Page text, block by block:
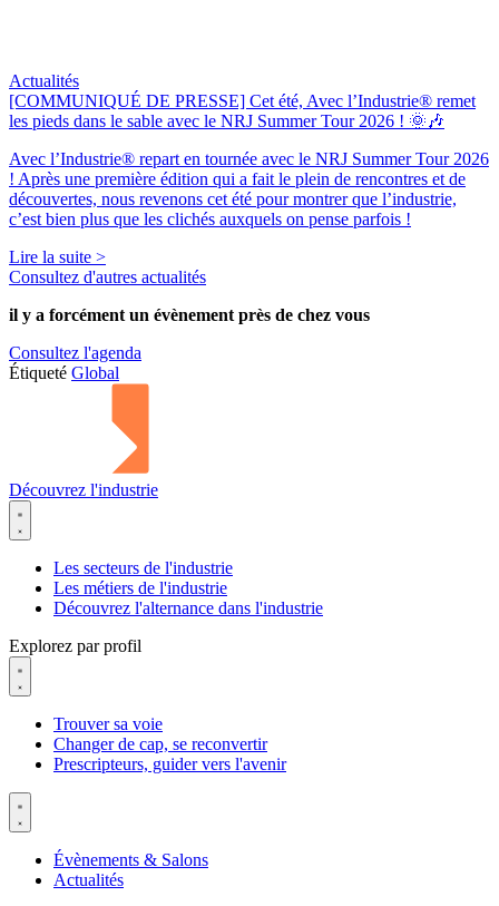
Actualités
[COMMUNIQUÉ DE PRESSE] Cet été, Avec l’Industrie® remet
les pieds dans le sable avec le NRJ Summer Tour 2026 ! 🌞🎶
Avec l’Industrie® repart en tournée avec le NRJ Summer Tour 2026
! Après une première édition qui a fait le plein de rencontres et de
découvertes, nous revenons cet été pour montrer que l’industrie,
c’est bien plus que les clichés auxquels on pense parfois !
Lire la suite >
Consultez d'autres actualités
il y a forcément un évènement près de chez vous
Consultez l'agenda
Étiqueté Global
Découvrez l'industrie
Les secteurs de l'industrie
Les métiers de l'industrie
Découvrez l'alternance dans l'industrie
Explorez par profil
Trouver sa voie
Changer de cap, se reconvertir
Prescripteurs, guider vers l'avenir
Évènements & Salons
Actualités